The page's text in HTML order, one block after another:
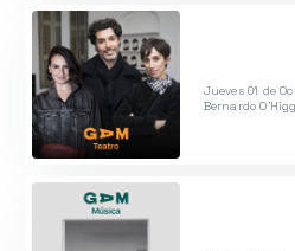
Jueves 01 de
Bernardo